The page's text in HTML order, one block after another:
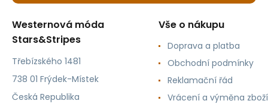
Westernová móda
Stars&Stripes
Třebízského 1481
738 01 Frýdek-Místek
Česká Republika
Vše o nákupu
Doprava a platba
Obchodní podmínky
Reklamační řád
Vrácení a výměna zboží